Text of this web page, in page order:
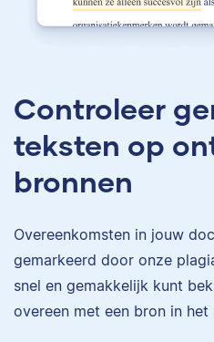
Controleer
teksten op
bronnen
Overeenkomsten in jouw
gemarkeerd door onze
snel en gemakkelijk kunt
overeen met een bron in